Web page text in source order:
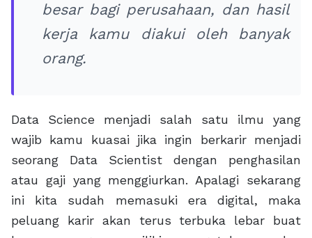
besar bagi perusahaan, dan hasil
kerja kamu diakui oleh banyak
orang.
Data Science menjadi salah satu ilmu yang
wajib kamu kuasai jika ingin berkarir menjadi
seorang Data Scientist dengan penghasilan
atau gaji yang menggiurkan. Apalagi sekarang
ini kita sudah memasuki era digital, maka
peluang karir akan terus terbuka lebar buat